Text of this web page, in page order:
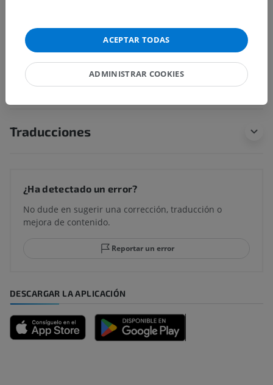
Estructuras subyacentes:No hay estructuras
subyacentes correspondientes para esta parte
anatómica
Traducciones
¿Ha detectado un error?
No dude en sugerir una corrección, traducción o
mejora de contenido.
Reportar un error
DESCARGAR LA APLICACIÓN
ACEPTAR TODAS
ADMINISTRAR COOKIES